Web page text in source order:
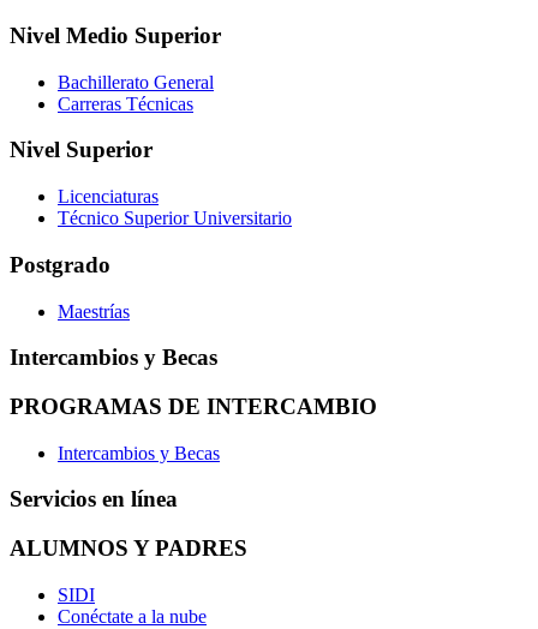
Nivel Medio Superior
Bachillerato General
Carreras Técnicas
Nivel Superior
Licenciaturas
Técnico Superior Universitario
Postgrado
Maestrías
Intercambios y Becas
PROGRAMAS DE INTERCAMBIO
Intercambios y Becas
Servicios en línea
ALUMNOS Y PADRES
SIDI
Conéctate a la nube